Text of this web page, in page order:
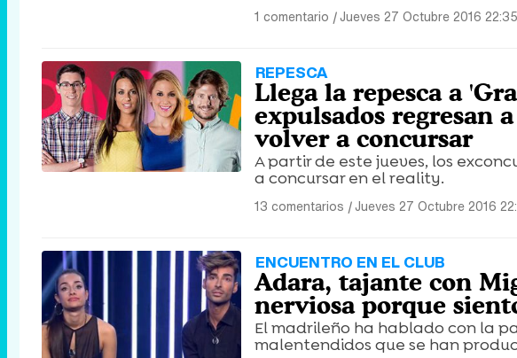
1 comentario |Jueves 27 Octubre 2016 22:35
REPESCA
Llega la repesca a
expulsados regresan
volver a concursar
A partir de este jueves, los
a concursar en el reality.
13 comentarios |Jueves 27 Octubre 2016
ENCUENTRO EN EL CLUB
Adara, tajante con
nerviosa porque
El madrileño ha hablado con la
malentendidos que se han